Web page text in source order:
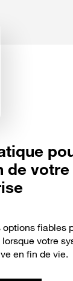
de
fiables
votre
en fin de vie.